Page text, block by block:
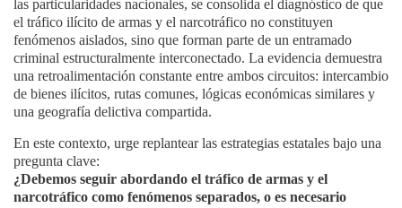
las particularidades nacionales, se consolida el diagnóstico de que
el tráfico ilícito de armas y el narcotráfico no constituyen
fenómenos aislados, sino que forman parte de un entramado
criminal estructuralmente interconectado. La evidencia demuestra
una retroalimentación constante entre ambos circuitos: intercambio
de bienes ilícitos, rutas comunes, lógicas económicas similares y
una geografía delictiva compartida.
En este contexto, urge replantear las estrategias estatales bajo una
pregunta clave:
¿Debemos seguir abordando el tráfico de armas y el
narcotráfico como fenómenos separados, o es necesario